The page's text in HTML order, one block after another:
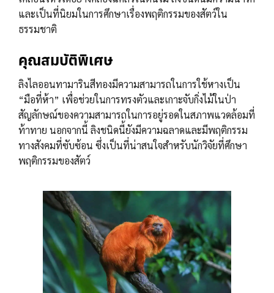
และเป็นที่นิยมในการศึกษาเรื่องพฤติกรรมของสัตว์ใน
ธรรมชาติ
คุณสมบัติพิเศษ
ลิงไลออนทามารินสีทองมีความสามารถในการใช้หางเป็น
“มือที่ห้า” เพื่อช่วยในการทรงตัวและเกาะจับกิ่งไม้ในป่า
สัญลักษณ์ของความสามารถในการอยู่รอดในสภาพแวดล้อมที่
ท้าทาย นอกจากนี้ ลิงชนิดนี้ยังมีความฉลาดและมีพฤติกรรม
ทางสังคมที่ซับซ้อน ซึ่งเป็นที่น่าสนใจสำหรับนักวิจัยที่ศึกษา
พฤติกรรมของสัตว์